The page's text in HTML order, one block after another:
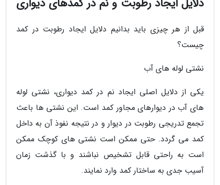
دلایل ایجاد رطوبت و نم در کمدهای دیواری
قبل از هر چیزی باید بدانیم دلایل ایجاد رطوبت در کمد
چیست؟
نشتی لوله های آب
یکی از دلایل اصلی ایجاد نم در کمد دیواری، نشتی لوله
های آب در دیوارهای مجاور کمد است. این نشتی ها باعث
تجمع تدریجی رطوبت در دیوار و در نتیجه نفوذ آن به داخل
کمد می گردد. حتی ممکن است نشتی های کوچک ممکن
است به راحتی قابل تشخیص نباشند و با گذشت زمان
آسیب جدی به ساختار کمد وارد نمایند.